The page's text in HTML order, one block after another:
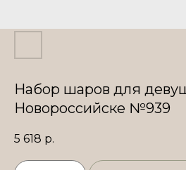
Набор шаров для
Новороссийске №939
5 618 р.